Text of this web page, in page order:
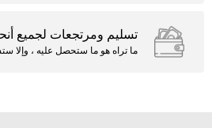
تسليم ومرتجعات لجميع
ما تراه هو ما ستحصل عليه ، وإلا